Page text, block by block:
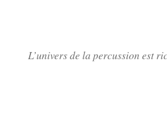
L’univers de la percussion est